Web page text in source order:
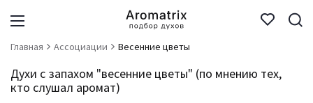
Главная Ассоциации Весенние цветы
Духи с запахом "весенние цветы" (по мнению тех,
кто слушал аромат)